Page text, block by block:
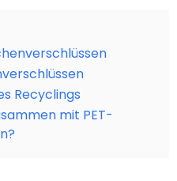
Recyclings
mit PET-